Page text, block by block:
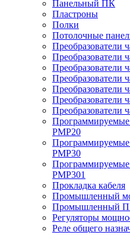
Панельный ПК
Пластроны
Полки
Потолочные
Преобразователи
Преобразователи
Преобразователи
Преобразователи
Преобразователи
Преобразователи
Преобразователи
Программируемые
PMP20
Программируемые
PMP30
Программируемые
PMP301
Прокладка кабеля
Промышленный
Промышленный
Регуляторы
Реле общего